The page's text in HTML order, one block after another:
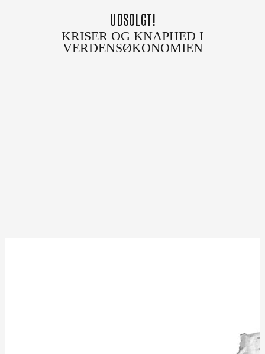
UDSOLGT!
KRISER OG KNAPHED I
VERDENSØKONOMIEN